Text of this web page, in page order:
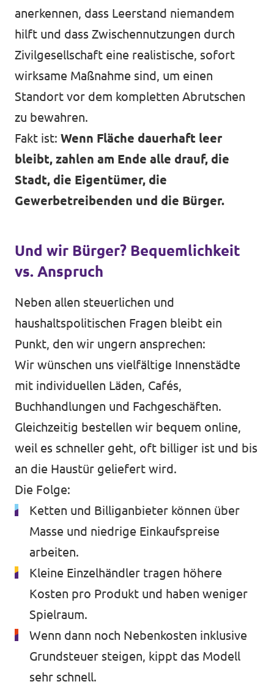
anerkennen, dass Leerstand niemandem
hilft und dass Zwischennutzungen durch
Zivilgesellschaft eine realistische, sofort
wirksame Maßnahme sind, um einen
Standort vor dem kompletten Abrutschen
zu bewahren.
Fakt ist: Wenn Fläche dauerhaft leer
bleibt, zahlen am Ende alle drauf, die
Stadt, die Eigentümer, die
Gewerbetreibenden und die Bürger.
Und wir Bürger? Bequemlichkeit
vs. Anspruch
Neben allen steuerlichen und
haushaltspolitischen Fragen bleibt ein
Punkt, den wir ungern ansprechen:
Wir wünschen uns vielfältige Innenstädte
mit individuellen Läden, Cafés,
Buchhandlungen und Fachgeschäften.
Gleichzeitig bestellen wir bequem online,
weil es schneller geht, oft billiger ist und bis
an die Haustür geliefert wird.
Die Folge:
Ketten und Billiganbieter können über
Masse und niedrige Einkaufspreise
arbeiten.
Kleine Einzelhändler tragen höhere
Kosten pro Produkt und haben weniger
Spielraum.
Wenn dann noch Nebenkosten inklusive
Grundsteuer steigen, kippt das Modell
sehr schnell.